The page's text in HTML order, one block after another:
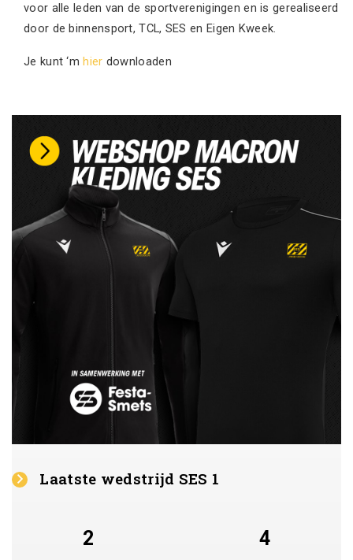
voor alle leden van de sportverenigingen en is gerealiseerd
door de binnensport, TCL, SES en Eigen Kweek.
Je kunt ‘mhier downloaden
Laatste wedstrijd SES 1
2 4